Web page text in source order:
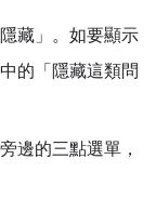
藏」 。如要顯示
的「隱藏這類問
邊的三點選單，